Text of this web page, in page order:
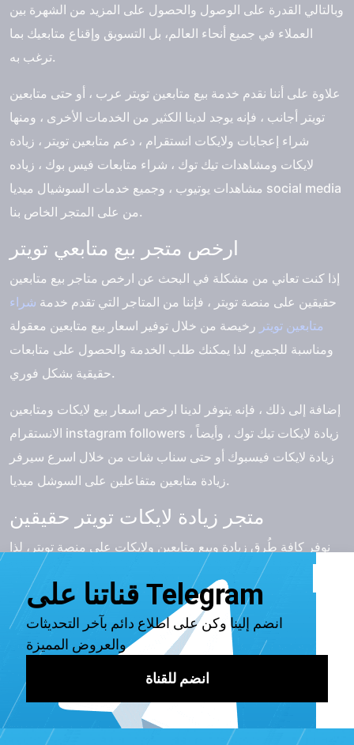
وبالتالي القدرة على الوصول والحصول على المزيد من الشهرة بين
العملاء في جميع أنحاء العالم، بل التسويق وإقناع متابعيك بما
ترغب به.
علاوة على أننا نقدم خدمة بيع متابعين تويتر عرب ، أو حتى متابعين
تويتر أجانب ، فإنه يوجد لدينا الكثير من الخدمات الأخرى ، ومنها
شراء إعجابات ولايكات انستقرام ، دعم متابعين تويتر ، زيادة
لايكات ومشاهدات تيك توك ، شراء متابعات فيس بوك ، زياده
مشاهدات يوتيوب ، وجميع خدمات السوشيال ميديا social media
من على المتجر الخاص بنا.
ارخص متجر بيع متابعي تويتر
إذا كنت تعاني من مشكلة في البحث عن ارخص متاجر بيع متابعين
حقيقين على منصة تويتر ، فإننا من المتاجر التي تقدم خدمة شراء
متابعين تويتر رخيصة من خلال توفير اسعار بيع متابعين معقولة
ومناسبة للجميع، لذا يمكنك طلب الخدمة والحصول على متابعات
حقيقية بشكل فوري.
إضافة إلى ذلك ، فإنه يتوفر لدينا ارخص اسعار بيع لايكات ومتابعين
الانستقرام instagram followers ، زيادة لايكات تيك توك ، وأيضاً
زيادة لايكات فيسبوك أو حتى سناب شات من خلال اسرع سيرفر
زيادة متابعين متفاعلين على السوشل ميديا.
متجر زيادة لايكات تويتر حقيقين
نوفر كافة طُرق زيادة وبيع متابعين ولايكات على منصة تويتر، لذا
، أو حتى 100 ألف ، أو أي عدد ترغب به ، فنحن نوفر ذلك. كما نقدم
خدمات إعادة التغريد(الريتويت).
متجر زيادة متابعين تويتر خليجين
في وقتنا الحالي يبحث الكثير عن زيادة متابعة الحسابات الخاصة
بهم بشكل حقيقي، حيث تساهم الزيادة في تحقيق الهدف من طلب
خدمة شراء متابعين في دول الخليج، مثل الكويت ، السعودية ، و